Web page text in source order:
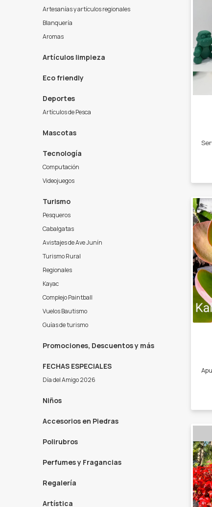
Artesanías y artículos regionales
Blanquería
Aromas
Artículos limpieza
Eco friendly
Deportes
Artículos de Pesca
Mascotas
Tecnología
Computación
Videojuegos
Turismo
Pesqueros
Cabalgatas
Avistajes de Ave Junín
Turismo Rural
Regionales
Kayac
Complejo Paintball
Vuelos Bautismo
Guías de turismo
Promociones, Descuentos y más
FECHAS ESPECIALES
Día del Amigo 2026
Niños
Accesorios en Piedras
Polirubros
Perfumes y Fragancias
Regalería
Artística